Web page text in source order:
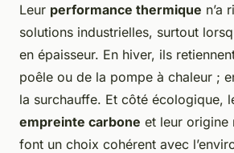
Leur performance thermique n’a
solutions industrielles, surtout
en épaisseur. En hiver, ils
poêle ou de la pompe à chaleur ;
la surchauffe. Et côté écologique,
empreinte carbone et leur origine
font un choix cohérent avec